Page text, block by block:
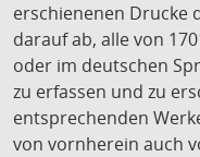
erschienenen Drucke
darauf ab, alle von
oder im deutschen
zu erfassen und zu
entsprechenden
von vornherein auch